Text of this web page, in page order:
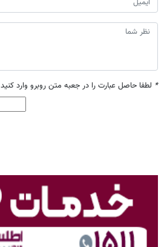
* لطفا حاصل عبارت را در جعبه متن روبرو وارد کنید